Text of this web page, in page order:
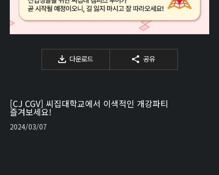
다운로드 공유
[CJ CGV] 씨집대학교에서 이색적인 개강파티
즐겨보세요!
2024/03/07